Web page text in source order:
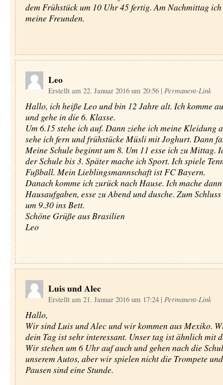
dem Frühstück um 10 Uhr 45 fertig. Am Nachmittag ich
meine Freunden.
Leo
Erstellt am 22. Januar 2016 um 20:56 | Permanent-Link
Hallo, ich heiße Leo und bin 12 Jahre alt. Ich komme
und gehe in die 6. Klasse.
Um 6.15 stehe ich auf. Dann ziehe ich meine Kleidung
sehe ich fern und frühstücke Müsli mit Joghurt. Dann
Meine Schule beginnt um 8. Um 11 esse ich zu Mittag.
der Schule bis 3. Später mache ich Sport. Ich spiele
Fußball. Mein Lieblingsmannschaft ist FC Bayern.
Danach komme ich zurück nach Hause. Ich mache dann
Hausaufgaben, esse zu Abend und dusche. Zum
um 9.30 ins Bett.
Schöne Grüße aus Brasilien
Leo
Luis und Alec
Erstellt am 21. Januar 2016 um 17:24 | Permanent-Link
Hallo,
Wir sind Luis und Alec und wir kommen aus Mexiko.
dein Tag ist sehr interessant. Unser tag ist ähnlich mit
Wir stehen um 6 Uhr auf auch und gehen nach die
unserem Autos, aber wir spielen nicht die Trompete
Pausen sind eine Stunde.